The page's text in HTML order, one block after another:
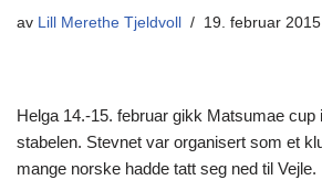
av Lill Merethe Tjeldvoll 19. februar 2015
Helga 14.-15. februar gikk Matsumae cup
stabelen. Stevnet var organisert som et
mange norske hadde tatt seg ned til Vejle.